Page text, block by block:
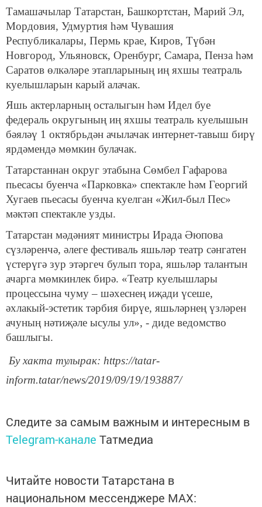
Тамашачылар Татарстан, Башкортстан, Марий Эл,
Мордовия, Удмуртия һәм Чувашия
Республикалары, Пермь крае, Киров, Түбән
Новгород, Ульяновск, Оренбург, Самара, Пенза һәм
Саратов өлкәләре этапларының иң яхшы театраль
куелышларын карый алачак.
Яшь актерларның осталыгын һәм Идел буе
федераль округының иң яхшы театраль куелышын
бәяләү 1 октябрьдән ачылачак интернет-тавыш бирү
ярдәмендә мөмкин булачак.
Татарстаннан округ этабына Сөмбел Гафарова
пьесасы буенча «Парковка» спектакле һәм Георгий
Хугаев пьесасы буенча куелган «Жил-был Пес»
мәктәп спектакле узды.
Татарстан мәдәният министры Ирада Әюпова
сүзләренчә, әлеге фестиваль яшьләр театр сәнгатен
үстерүгә зур этәргеч булып тора, яшьләр талантын
ачарга мөмкинлек бирә. «Театр куелышлары
процессына чуму – шәхеснең иҗади үсеше,
әхлакый-эстетик тәрбия бирүе, яшьләрнең үзләрен
ачуның нәтиҗәле ысулы ул», - диде ведомство
башлыгы.
Бу хакта тулырак: https://tatar-
inform.tatar/news/2019/09/19/193887/
Следите за самым важным и интересным в
Telegram-канале Татмедиа
Читайте новости Татарстана в
национальном мессенджере MАХ: